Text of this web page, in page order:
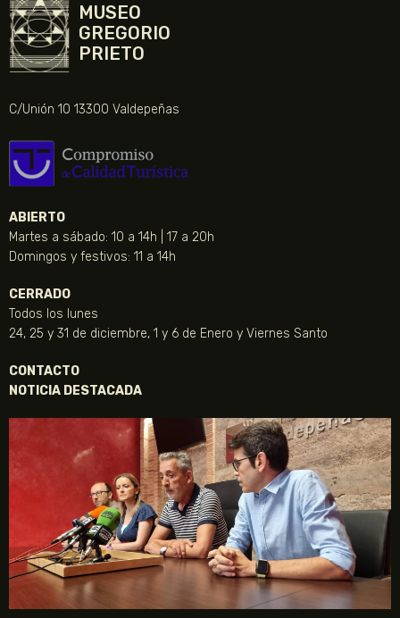
MUSEO
GREGORIO
PRIETO
C/Unión 10 13300 Valdepeñas
ABIERTO
Martes a sábado: 10 a 14h | 17 a 20h
Domingos y festivos: 11 a 14h
CERRADO
Todos los lunes
24, 25 y 31 de diciembre, 1 y 6 de Enero y Viernes Santo
CONTACTO
NOTICIA DESTACADA